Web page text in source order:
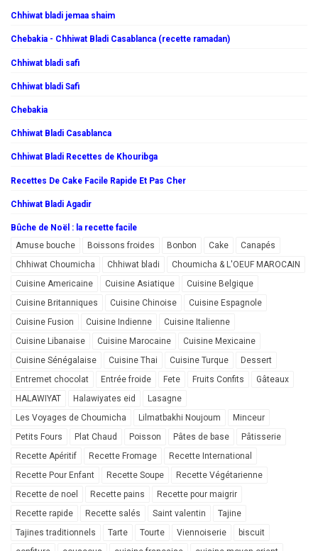
Chhiwat bladi jemaa shaim
Chebakia - Chhiwat Bladi Casablanca (recette ramadan)
Chhiwat bladi safi
Chhiwat bladi Safi
Chebakia
Chhiwat Bladi Casablanca
Chhiwat Bladi Recettes de Khouribga
Recettes De Cake Facile Rapide Et Pas Cher
Chhiwat Bladi Agadir
Bûche de Noël : la recette facile
Amuse bouche
Boissons froides Bonbon Cake
Canapés
Chhiwat Choumicha
Chhiwat bladi
Choumicha & L'OEUF MAROCAIN
Cuisine Americaine
Cuisine Asiatique
Cuisine Belgique
Cuisine Britanniques
Cuisine Chinoise
Cuisine Espagnole
Cuisine Fusion
Cuisine Indienne
Cuisine Italienne
Cuisine Libanaise
Cuisine Marocaine
Cuisine Mexicaine
Cuisine Sénégalaise
Cuisine Thai Cuisine Turque
Dessert
Entremet chocolat
Entrée froide Fete Fruits Confits
Gâteaux
HALAWIYAT
Halawiyates eid
Lasagne
Les Voyages de Choumicha
Lilmatbakhi Noujoum
Minceur
Petits Fours
Plat Chaud Poisson Pâtes de base
Pâtisserie
Recette Apéritif
Recette Fromage
Recette International
Recette Pour Enfant
Recette Soupe
Recette Végétarienne
Recette de noel
Recette pains
Recette pour maigrir
Recette rapide
Recette salés Saint valentin
Tajine
Tajines traditionnels
Tarte Tourte Viennoiserie
biscuit